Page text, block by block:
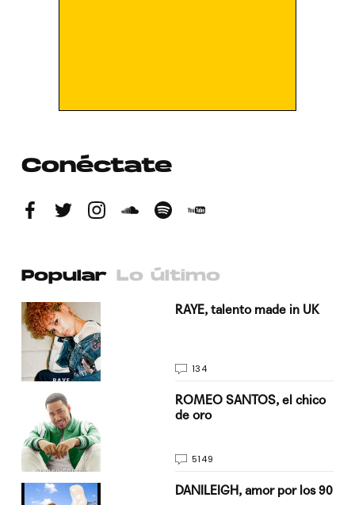
Conéctate
Popular Lo último
RAYE, talento made in UK
134
ROMEO SANTOS, el chico
de oro
5149
DANILEIGH, amor por los 90